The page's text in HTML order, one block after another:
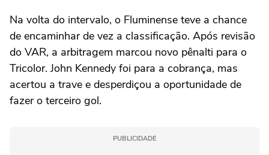
Na volta do intervalo, o Fluminense teve a chance
de encaminhar de vez a classificação. Após revisão
do VAR, a arbitragem marcou novo pênalti para o
Tricolor. John Kennedy foi para a cobrança, mas
acertou a trave e desperdiçou a oportunidade de
fazer o terceiro gol.
PUBLICIDADE